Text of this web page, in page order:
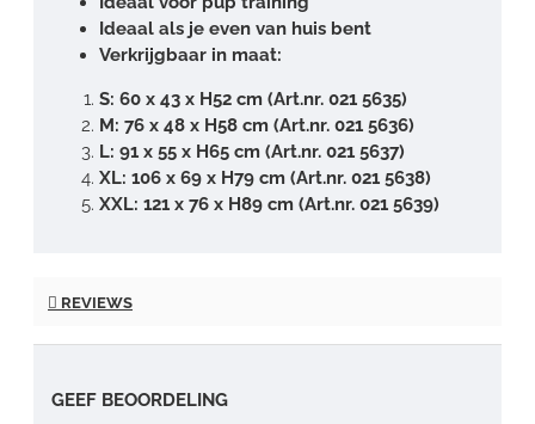
Ideaal als je even van huis bent
Verkrijgbaar in maat:
S: 60 x 43 x H52 cm (Art.nr. 021 5635)
M: 76 x 48 x H58 cm (Art.nr. 021 5636)
L: 91 x 55 x H65 cm (Art.nr. 021 5637)
XL: 106 x 69 x H79 cm (Art.nr. 021 5638)
XXL: 121 x 76 x H89 cm (Art.nr. 021 5639)
REVIEWS
GEEF BEOORDELING